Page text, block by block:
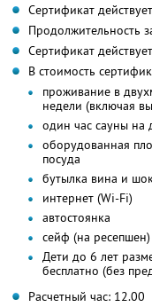
Сертификат
Продолжительность
Сертификат
В стоимость
проживание в
недели (включая
один час сауны на
оборудованная
посуда
бутылка вина и
интернет (Wi-Fi)
автостоянка
сейф (на ресепшен)
Дети до 6 лет
бесплатно (без
Расчетный час: 12.00